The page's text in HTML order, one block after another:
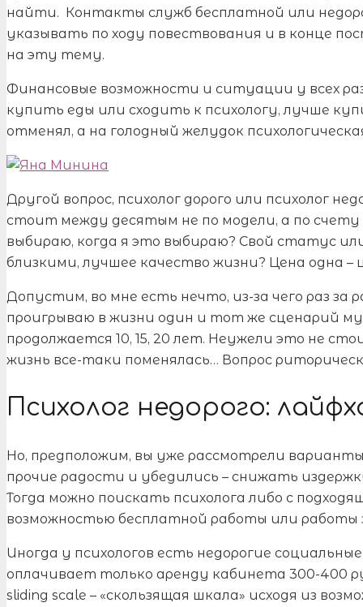
найти. Контакты служб бесплатной или
указывать по ходу повествования и в конце
на эту тему.
Финансовые возможности и ситуации у всех
купить еды или сходить к психологу, лучше
отменял, а на голодный желудок
Другой вопрос, психолог дорого или психолог
стоит между десятым не по модели, а по счету
выбираю, когда я это выбираю? Свой статус
близкими, лучшее качество жизни? Цена одна –
Допустим, во мне есть нечто, из-за чего раз
проигрываю в жизни один и тот же сценарий
продолжается 10, 15, 20 лет. Неужели это не
жизнь все-таки поменялась… Вопрос
Психолог недорого:
Но, предположим, вы уже рассмотрели
прочие радости и убедились – снижать
Тогда можно поискать психолога либо с
возможностью бесплатной работы или работы
Иногда у психологов есть недорогие
оплачивает только аренду кабинета 300-400
sliding scale – «скользящая шкала» исходя из